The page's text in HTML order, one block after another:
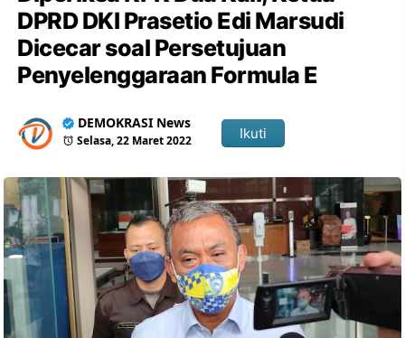
DPRD DKI Prasetio Edi Marsudi
Dicecar soal Persetujuan
Penyelenggaraan Formula E
DEMOKRASI News
Selasa, 22 Maret 2022 Ikuti